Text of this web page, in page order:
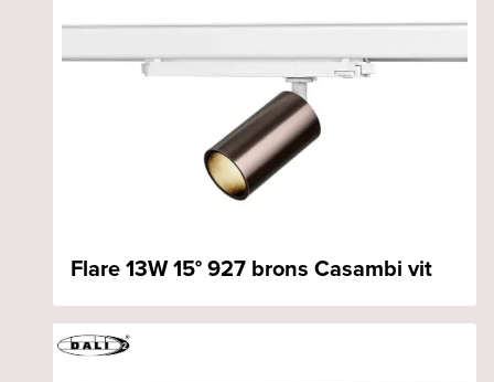
Flare 13W 15° 927 brons Casambi vit